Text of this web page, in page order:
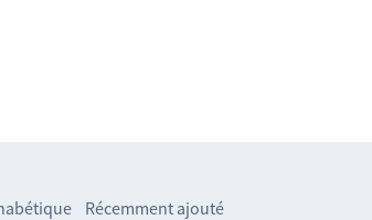
Récemment ajouté